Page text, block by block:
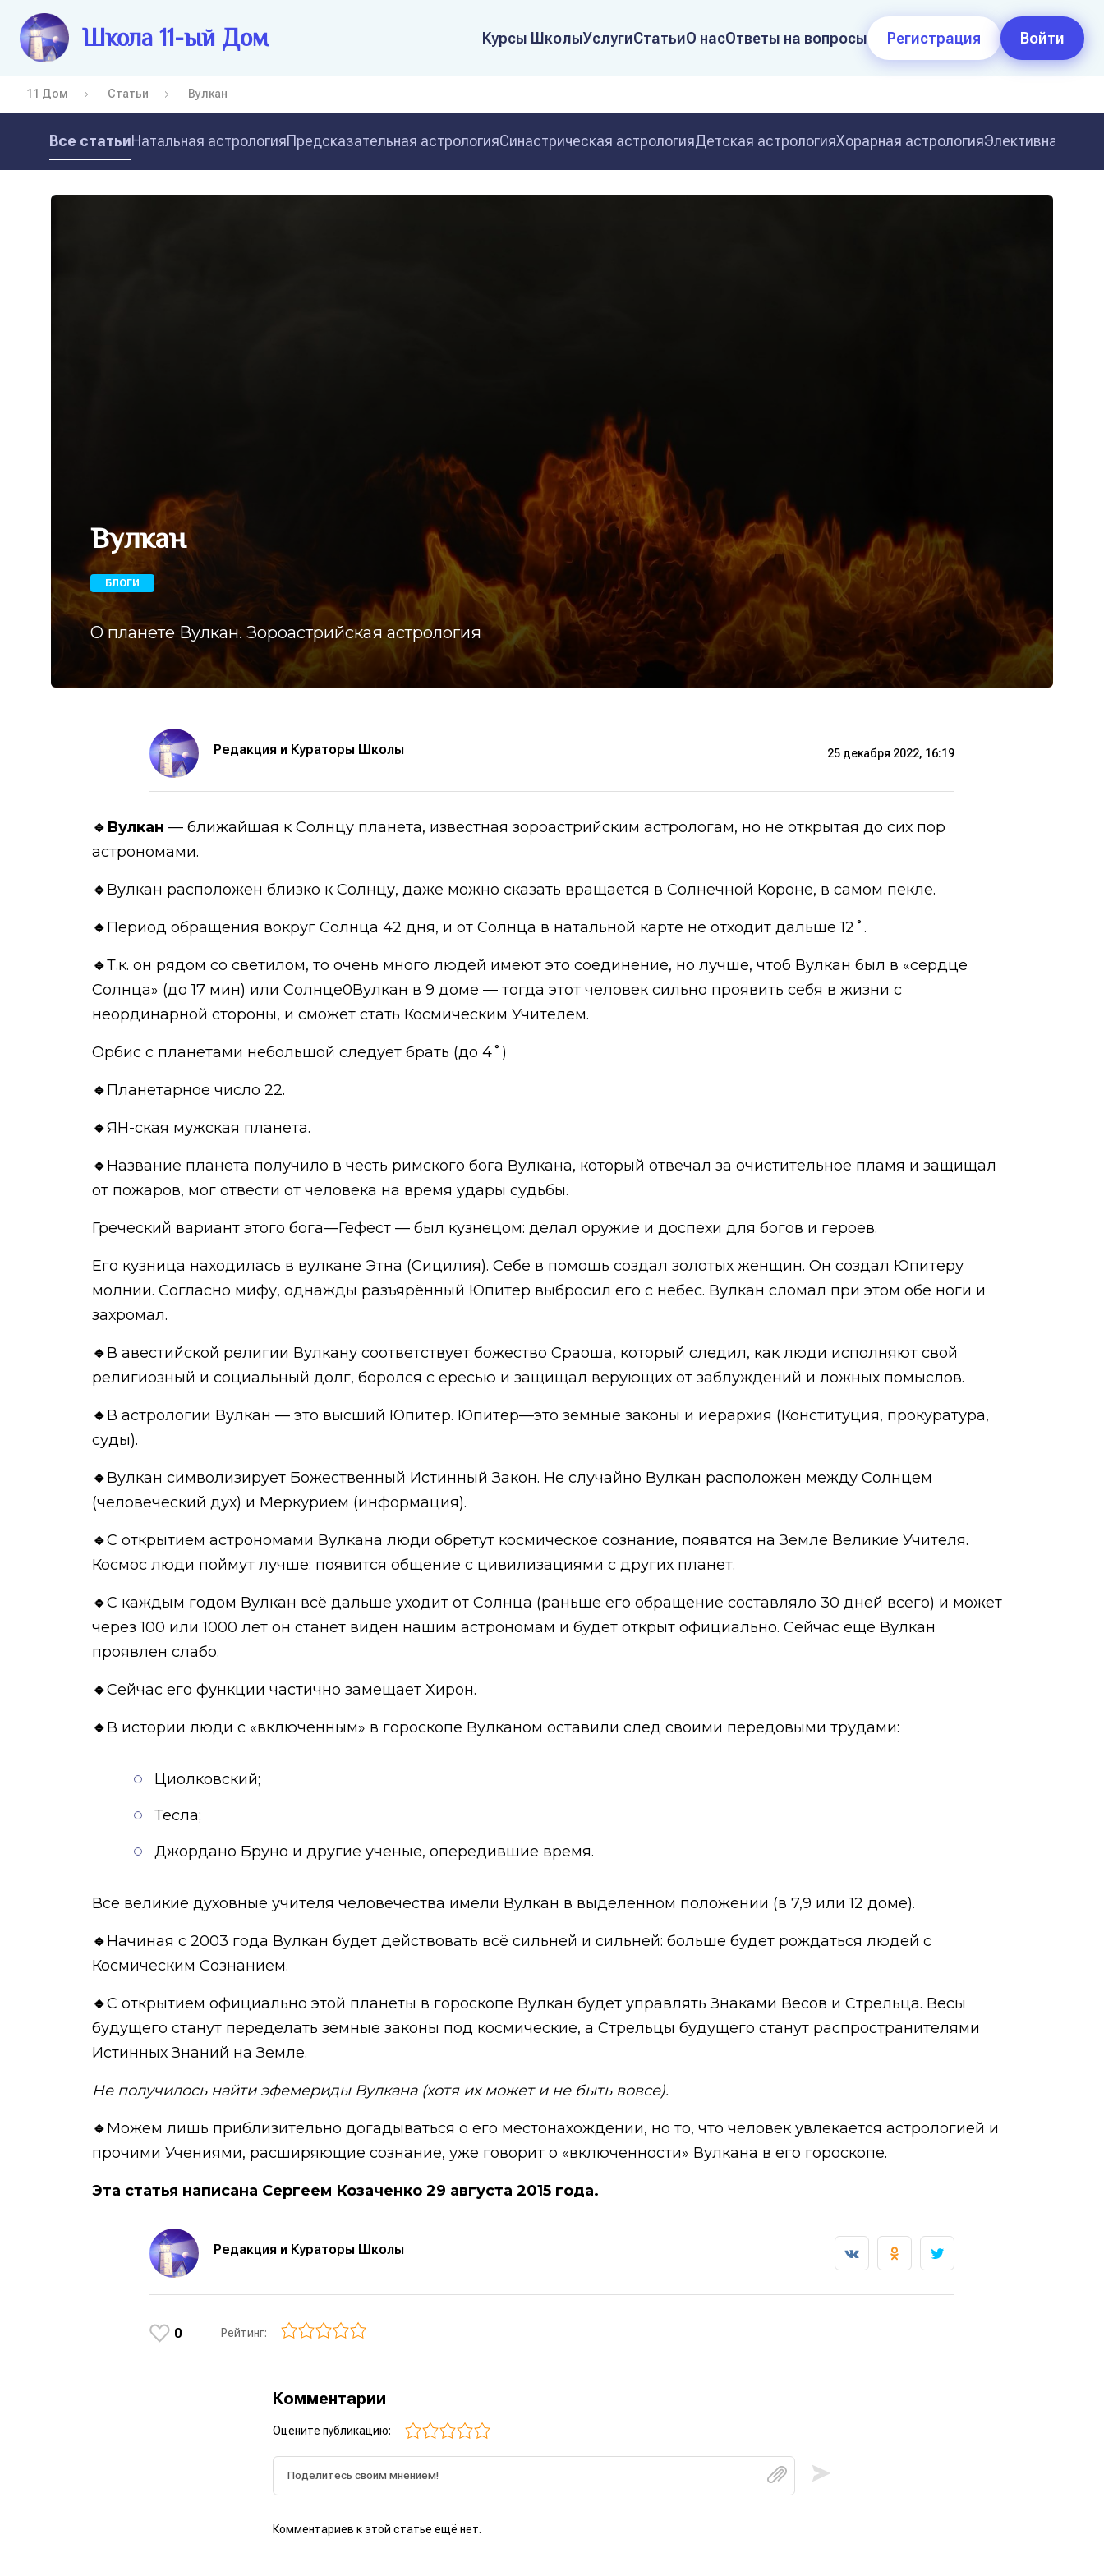
Школа 11-ый Дом Курсы ШколыУслугиСтатьиО насОтветы на вопросы Регистрация Войти
11 Дом Статьи Вулкан
Все статьиНатальная астрологияПредсказательная астрологияСинастрическая астрологияДетская астрологияХорарная астрологияЭлективная
Вулкан
БЛОГИ
О планете Вулкан. Зороастрийская астрология
Редакция и Кураторы Школы 25 декабря 2022, 16:19
🔹Вулкан — ближайшая к Солнцу планета, известная зороастрийским астрологам, но не открытая до сих пор
астрономами.
🔹Вулкан расположен близко к Солнцу, даже можно сказать вращается в Солнечной Короне, в самом пекле.
🔹Период обращения вокруг Солнца 42 дня, и от Солнца в натальной карте не отходит дальше 12˚.
🔹Т.к. он рядом со светилом, то очень много людей имеют это соединение, но лучше, чтоб Вулкан был в «сердце
Солнца» (до 17 мин) или Солнце0Вулкан в 9 доме — тогда этот человек сильно проявить себя в жизни с
неординарной стороны, и сможет стать Космическим Учителем.
Орбис с планетами небольшой следует брать (до 4˚)
🔹Планетарное число 22.
🔹ЯН-ская мужская планета.
🔹Название планета получило в честь римского бога Вулкана, который отвечал за очистительное пламя и защищал
от пожаров, мог отвести от человека на время удары судьбы.
Греческий вариант этого бога—Гефест — был кузнецом: делал оружие и доспехи для богов и героев.
Его кузница находилась в вулкане Этна (Сицилия). Себе в помощь создал золотых женщин. Он создал Юпитеру
молнии. Согласно мифу, однажды разъярённый Юпитер выбросил его с небес. Вулкан сломал при этом обе ноги и
захромал.
🔹В авестийской религии Вулкану соответствует божество Сраоша, который следил, как люди исполняют свой
религиозный и социальный долг, боролся с ересью и защищал верующих от заблуждений и ложных помыслов.
🔹В астрологии Вулкан — это высший Юпитер. Юпитер—это земные законы и иерархия (Конституция, прокуратура,
суды).
🔹Вулкан символизирует Божественный Истинный Закон. Не случайно Вулкан расположен между Солнцем
(человеческий дух) и Меркурием (информация).
🔹С открытием астрономами Вулкана люди обретут космическое сознание, появятся на Земле Великие Учителя.
Космос люди поймут лучше: появится общение с цивилизациями с других планет.
🔹С каждым годом Вулкан всё дальше уходит от Солнца (раньше его обращение составляло 30 дней всего) и может
через 100 или 1000 лет он станет виден нашим астрономам и будет открыт официально. Сейчас ещё Вулкан
проявлен слабо.
🔹Сейчас его функции частично замещает Хирон.
🔹В истории люди с «включенным» в гороскопе Вулканом оставили след своими передовыми трудами:
Циолковский;
Тесла;
Джордано Бруно и другие ученые, опередившие время.
Все великие духовные учителя человечества имели Вулкан в выделенном положении (в 7,9 или 12 доме).
🔹Начиная с 2003 года Вулкан будет действовать всё сильней и сильней: больше будет рождаться людей с
Космическим Сознанием.
🔹С открытием официально этой планеты в гороскопе Вулкан будет управлять Знаками Весов и Стрельца. Весы
будущего станут переделать земные законы под космические, а Стрельцы будущего станут распространителями
Истинных Знаний на Земле.
Не получилось найти эфемериды Вулкана (хотя их может и не быть вовсе).
🔹Можем лишь приблизительно догадываться о его местонахождении, но то, что человек увлекается астрологией и
прочими Учениями, расширяющие сознание, уже говорит о «включенности» Вулкана в его гороскопе.
Эта статья написана Сергеем Козаченко 29 августа 2015 года.
Редакция и Кураторы Школы
0 Рейтинг:
Комментарии
Оцените публикацию:
Комментариев к этой статье ещё нет.